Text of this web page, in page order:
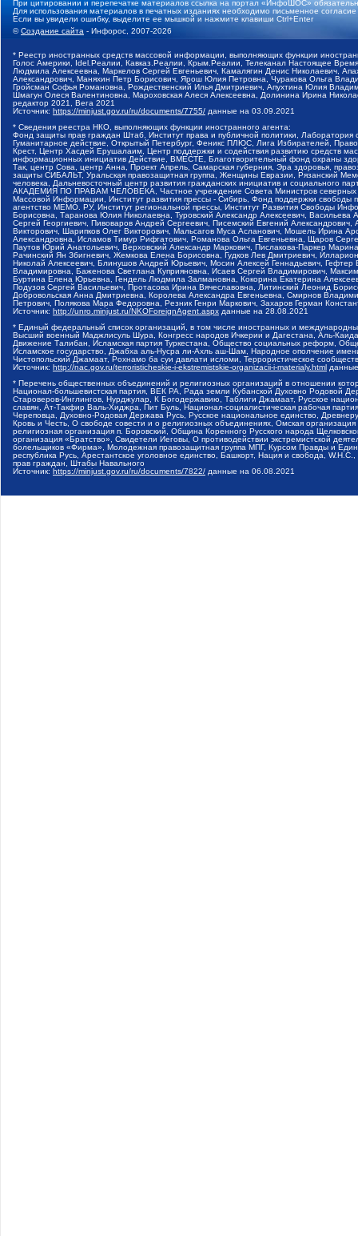
При цитировании и перепечатке материалов ссылка на портал «ИнфоШОС»
Для использования материалов в печатных изданиях необходимо письменное
Если вы увидели ошибку, выделите ее мышкой и нажмите клавиши Ctrl+Enter
©Создание сайта - Инфорос, 2007-2026
* Реестр иностранных средств массовой информации, выполняющих функции
Голос Америки, Idel.Реалии, Кавказ.Реалии, Крым.Реалии, Телеканал Настоящее
Людмила Алексеевна, Маркелов Сергей Евгеньевич, Камалягин Денис Николаевич,
Александрович, Маняхин Петр Борисович, Ярош Юлия Петровна, Чуракова Ольга
Гройсман Софья Романовна, Рождественский Илья Дмитриевич, Апухтина Юлия
Шмагун Олеся Валентиновна, Мароховская Алеся Алексеевна, Долинина Ирина
редактор 2021, Вега 2021
Источник: https://minjust.gov.ru/ru/documents/7755/ данные на 03.09.2021
* Сведения реестра НКО, выполняющих функции иностранного агента:
Фонд защиты прав граждан Штаб, Институт права и публичной политики,
Гуманитарное действие, Открытый Петербург, Феникс ПЛЮС, Лига Избирателей,
Крест, Центр Хасдей Ерушалаим, Центр поддержки и содействия развитию средств
информационных инициатив Действие, ВМЕСТЕ, Благотворительный фонд охраны
Так, центр Сова, центр Анна, Проект Апрель, Самарская губерния, Эра здоровья,
защиты СИБАЛЬТ, Уральская правозащитная группа, Женщины Евразии, Рязанский
человека, Дальневосточный центр развития гражданских инициатив и социального
АКАДЕМИЯ ПО ПРАВАМ ЧЕЛОВЕКА, Частное учреждение Совета Министров северных
Массовой Информации, Институт развития прессы - Сибирь, Фонд поддержки
агентство МЕМО. РУ, Институт региональной прессы, Институт Развития Свободы
Борисовна, Таранова Юлия Николаевна, Туровский Александр Алексеевич,
Сергей Георгиевич, Пивоваров Андрей Сергеевич, Писемский Евгений
Викторович, Шарипков Олег Викторович, Мальсагов Муса Асланович, Мошель Ирина
Александровна, Исламов Тимур Рифгатович, Романова Ольга Евгеньевна, Щаров
Паутов Юрий Анатольевич, Верховский Александр Маркович, Пислакова-Паркер
Рачинский Ян Збигневич, Жемкова Елена Борисовна, Гудков Лев Дмитриевич,
Николай Алексеевич, Блинушов Андрей Юрьевич, Мосин Алексей Геннадьевич,
Владимировна, Баженова Светлана Куприяновна, Исаев Сергей Владимирович,
Буртина Елена Юрьевна, Гендель Людмила Залмановна, Кокорина Екатерина
Подузов Сергей Васильевич, Протасова Ирина Вячеславовна, Литинский Леонид
Добровольская Анна Дмитриевна, Королева Александра Евгеньевна, Смирнов
Петрович, Полякова Мара Федоровна, Резник Генри Маркович, Захаров Герман
Источник: http://unro.minjust.ru/NKOForeignAgent.aspx данные на 28.08.2021
* Единый федеральный список организаций, в том числе иностранных и
Высший военный Маджлисуль Шура, Конгресс народов Ичкерии и Дагестана, Аль-
Движение Талибан, Исламская партия Туркестана, Общество социальных реформ,
Исламское государство, Джабха аль-Нусра ли-Ахль аш-Шам, Народное ополчение
Чистопольский Джамаат, Рохнамо ба суи давлати исломи, Террористическое
Источник: http://nac.gov.ru/terroristicheskie-i-ekstremistskie-organizacii-i-materialy.html
* Перечень общественных объединений и религиозных организаций в отношении
Национал-большевистская партия, ВЕК РА, Рада земли Кубанской Духовно Родовой
Староверов-Инглингов, Нурджулар, К Богодержавию, Таблиги Джамаат, Русское
славян, Ат-Такфир Валь-Хиджра, Пит Буль, Национал-социалистическая рабочая
Череповца, Духовно-Родовая Держава Русь, Русское национальное единство,
Кровь и Честь, О свободе совести и о религиозных объединениях, Омская
религиозная организация п. Боровский, Община Коренного Русского народа
организация «Братство», Свидетели Иеговы, О противодействии экстремистской
болельщиков «Фирма», Молодежная правозащитная группа МПГ, Курсом Правды и
республика Русь, Арестантское уголовное единство, Башкорт, Нация и свобода,
прав граждан, Штабы Навального
Источник: https://minjust.gov.ru/ru/documents/7822/ данные на 06.08.2021